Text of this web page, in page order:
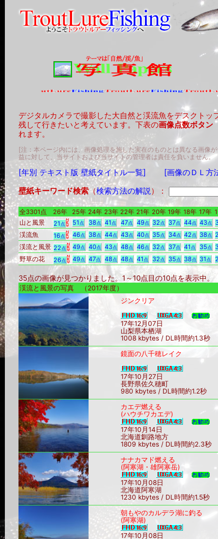
デジタルカメラで撮影した大自然と渓流魚をデスクト
残して行きたいと考えています。下表の画像点数ボタン
れます。
[注：本ページ内には、画像処理を施した実在のものとは異なる画像
益に対して、当サイトおよび当サイトの管理者は責任を負い
[年別 テキスト版 壁紙タイトル一覧]
[画像のＤＬ方
壁紙キーワード検索（検索方法の解説）：
全3301点 26年 25年 24年 23年 22年 21年 20年 19年 18年 17年
山と風景
21点 51点 38点 41点 47点 49点 32点 37点 44点 43点
渓流魚
16点 46点 38点 44点 43点 40点 35点 34点 42点 38点
渓流と風景 22点 49点 40点 43点 48点 46点 32点 37点 41点 35点
野草の花
26点 49点 47点 48点 48点 41点 32点 35点 38点 31点
35点の画像が見つかりました。1～10点目の10点を表示中
渓流と風景の写真 （2017年度）
ジンクリア
17年12月07日
山梨県本栖湖
1008 kbytes / DL時間約1.3秒
鏡面の八千穂レイク
17年10月27日
長野県佐久穂町
980 kbytes / DL時間約1.2秒
カエデ燃える
(ハウチワカエデ)
17年10月14日
北海道釧路地方
1809 kbytes / DL時間約2.3秒
ナナカマド燃える
(阿寒湖・雄阿寒岳)
17年10月08日
北海道阿寒湖
1230 kbytes / DL時間約1.5秒
朝もやのカルデラ湖に釣る
(阿寒湖)
17年10月08日